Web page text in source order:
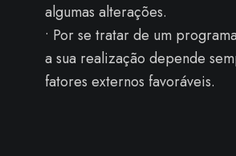
algumas alterações.
• Por se tratar de um
a sua realização depende
fatores externos favoráveis.